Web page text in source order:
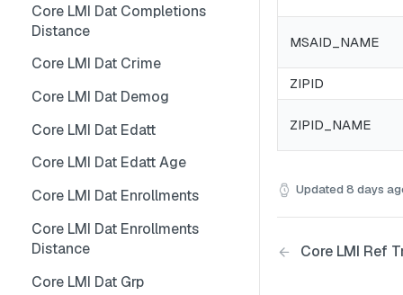
Core LMI Dat Staffing
Core LMI Ref Lau1 Nuts3 Nuts1
Core LMI Dat Completions
Distance
Core LMI Dat Crime
Core LMI Dat Demog
Core LMI Dat Edatt
Core LMI Dat Edatt Age
Core LMI Dat Enrollments
Core LMI Dat Enrollments
Distance
Core LMI Dat Grp
MSAID_NAME
ZIPID
ZIPID_NAME
Updated 8 days
Core LMI Ref